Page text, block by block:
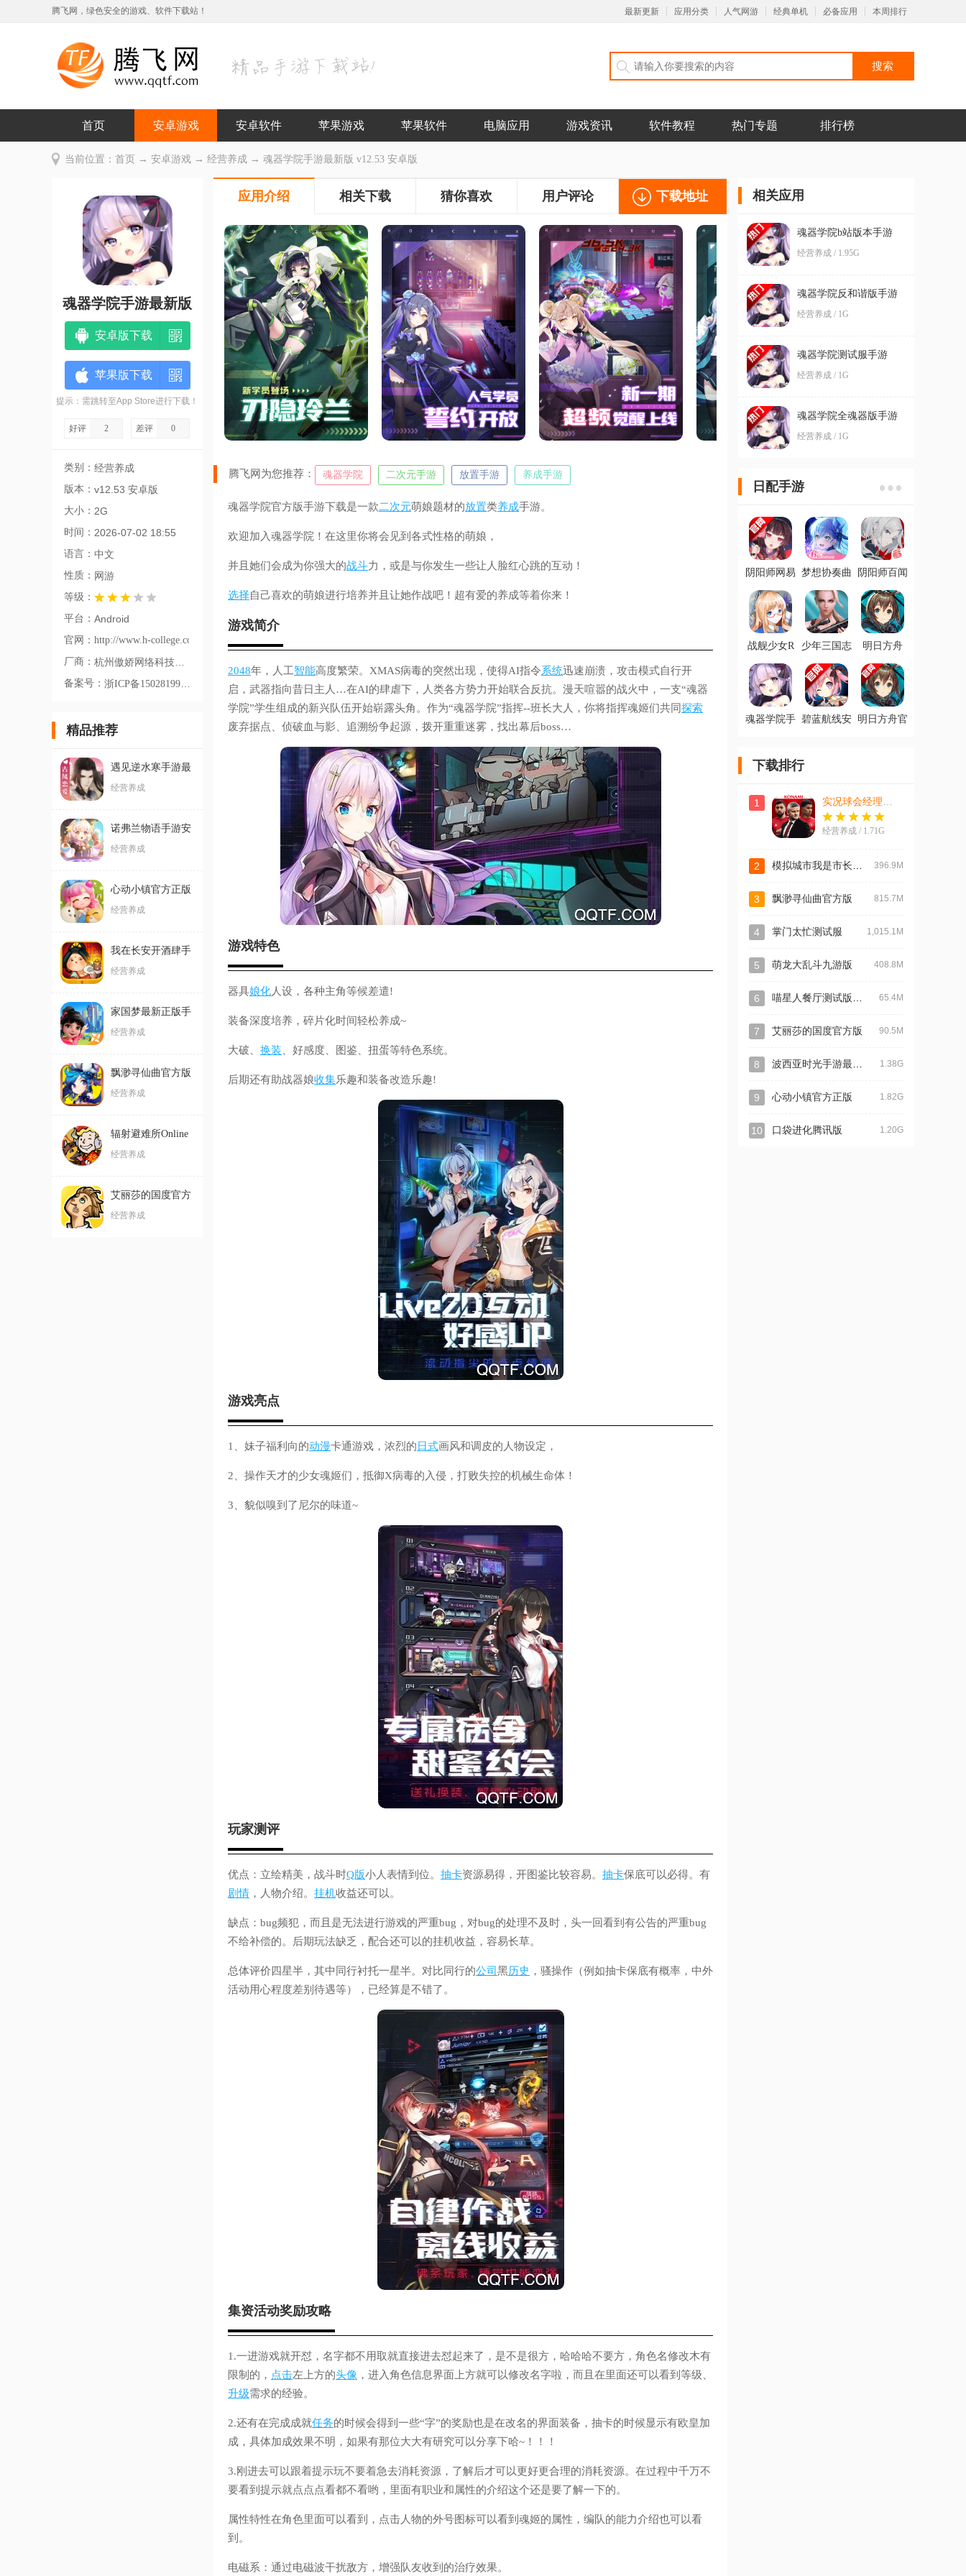
腾飞网，绿色安全的游戏、软件下载站！ 最新更新 应用分类 人气网游 经典单机 必备应用 本周排行
首页 安卓游戏 安卓软件 苹果游戏 苹果软件 电脑应用 游戏资讯 软件教程 热门专题 排行榜
当前位置： 首页 → 安卓游戏 → 经营养成 → 魂器学院手游最新版 v12.53 安卓版
魂器学院手游最新版
安卓版下载
苹果版下载
提示：需跳转至App Store进行下载！
好评 2 差评 0
类别： 经营养成
版本： v12.53 安卓版
大小： 2G
时间： 2026-07-02 18:55
语言： 中文
性质： 网游
等级：
平台： Android
官网： http://www.h-college.com/index
厂商： 杭州傲娇网络科技有限公司
备案号： 浙ICP备15028199号-3A
精品推荐
遇见逆水寒手游最
新版
经营养成
诺弗兰物语手游安
卓版
经营养成
心动小镇官方正版
经营养成
我在长安开酒肆手
游
经营养成
家国梦最新正版手
游
经营养成
飘渺寻仙曲官方版
经营养成
辐射避难所Online
官方版本
经营养成
艾丽莎的国度官方
版
经营养成
应用介绍 相关下载 猜你喜欢 用户评论 下载地址
腾飞网为您推荐： 魂器学院 二次元手游 放置手游 养成手游
魂器学院官方版手游下载是一款二次元萌娘题材的放置类养成手游。
欢迎加入魂器学院！在这里你将会见到各式性格的萌娘，
并且她们会成为你强大的战斗力，或是与你发生一些让人脸红心跳的互动！
选择自己喜欢的萌娘进行培养并且让她作战吧！超有爱的养成等着你来！
游戏简介
2048年，人工智能高度繁荣。XMAS病毒的突然出现，使得AI指令系统迅速崩溃，攻击模式自行开
启，武器指向昔日主人…在AI的肆虐下，人类各方势力开始联合反抗。漫天喧嚣的战火中，一支“魂器
学院”学生组成的新兴队伍开始崭露头角。作为“魂器学院”指挥--班长大人，你将指挥魂姬们共同探索
废弃据点、侦破血与影、追溯纷争起源，拨开重重迷雾，找出幕后boss…
游戏特色
器具娘化人设，各种主角等候差遣!
装备深度培养，碎片化时间轻松养成~
大破、 换装 、好感度、图鉴、扭蛋等特色系统。
后期还有助战器娘收集乐趣和装备改造乐趣!
游戏亮点
1、妹子福利向的动漫卡通游戏，浓烈的 日式画风和调皮的人物设定，
2、操作天才的少女魂姬们，抵御X病毒的入侵，打败失控的机械生命体！
3、貌似嗅到了尼尔的味道~
玩家测评
优点：立绘精美，战斗时Q版小人表情到位。 抽卡资源易得，开图鉴比较容易。 抽卡保底可以必得。有
剧情 ，人物介绍。 挂机收益还可以。
缺点：bug频犯，而且是无法进行游戏的严重bug，对bug的处理不及时，头一回看到有公告的严重bug
不给补偿的。后期玩法缺乏，配合还可以的挂机收益，容易长草。
总体评价四星半，其中同行衬托一星半。对比同行的公司 黑历史 ，骚操作（例如抽卡保底有概率，中外
活动用心程度差别待遇等），已经算是不错了。
集资活动奖励攻略
1.一进游戏就开怼，名字都不用取就直接进去怼起来了，是不是很方，哈哈哈不要方，角色名修改木有
限制的， 点击左上方的头像 ，进入角色信息界面上方就可以修改名字啦，而且在里面还可以看到等级、
升级需求的经验。
2.还有在完成成就任务的时候会得到一些“字”的奖励也是在改名的界面装备，抽卡的时候显示有欧皇加
成，具体加成效果不明，如果有那位大大有研究可以分享下哈~！！！
3.刚进去可以跟着提示玩不要着急去消耗资源，了解后才可以更好更合理的消耗资源。在过程中千万不
要看到提示就点点点看都不看哟，里面有职业和属性的介绍这个还是要了解一下的。
属性特性在角色里面可以看到，点击人物的外号图标可以看到魂姬的属性，编队的能力介绍也可以看
到。
电磁系：通过电磁波干扰敌方，增强队友收到的治疗效果。
相关应用
魂器学院b站版本手游
经营养成 / 1.95G
魂器学院反和谐版手游
经营养成 / 1G
魂器学院测试服手游
经营养成 / 1G
魂器学院全魂器版手游
经营养成 / 1G
日配手游
阴阳师网易 梦想协奏曲
对最新版
阴阳师百闻
版
战舰少女R
少年三国志
明日方舟
魂器学院手 碧蓝航线安 明日方舟官
下载排行
1 实况球会经理网易官方版
经营养成 / 1.71G
2 396.9M
3 飘渺寻仙曲官方版 815.7M
4 掌门太忙测试服 1,015.1M
5 萌龙大乱斗九游版 408.8M
6 65.4M
7 艾丽莎的国度官方版 90.5M
8 1.38G
9 心动小镇官方正版 1.82G
10 口袋进化腾讯版 1.20G